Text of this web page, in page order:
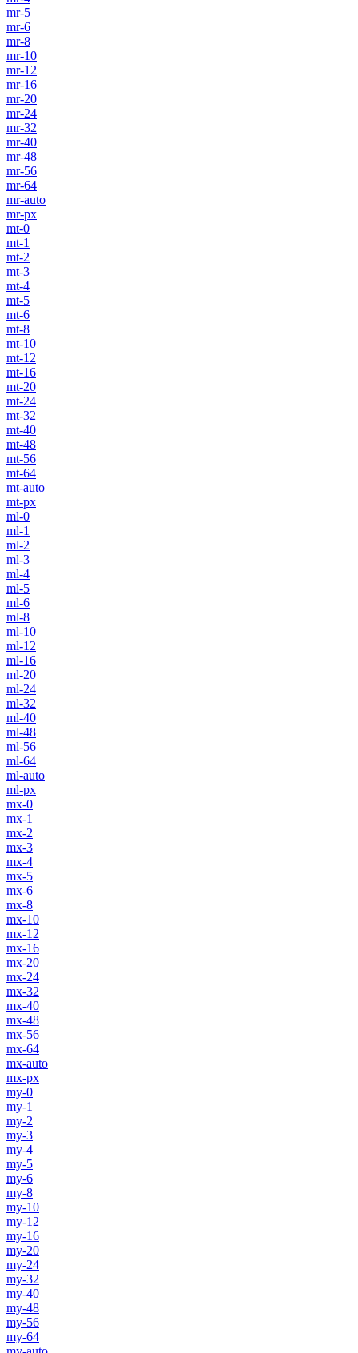
mr-5
mr-6
mr-8
mr-10
mr-12
mr-16
mr-20
mr-24
mr-32
mr-40
mr-48
mr-56
mr-64
mr-auto
mr-px
mt-0
mt-1
mt-2
mt-3
mt-4
mt-5
mt-6
mt-8
mt-10
mt-12
mt-16
mt-20
mt-24
mt-32
mt-40
mt-48
mt-56
mt-64
mt-auto
mt-px
ml-0
ml-1
ml-2
ml-3
ml-4
ml-5
ml-6
ml-8
ml-10
ml-12
ml-16
ml-20
ml-24
ml-32
ml-40
ml-48
ml-56
ml-64
ml-auto
ml-px
mx-0
mx-1
mx-2
mx-3
mx-4
mx-5
mx-6
mx-8
mx-10
mx-12
mx-16
mx-20
mx-24
mx-32
mx-40
mx-48
mx-56
mx-64
mx-auto
mx-px
my-0
my-1
my-2
my-3
my-4
my-5
my-6
my-8
my-10
my-12
my-16
my-20
my-24
my-32
my-40
my-48
my-56
my-64